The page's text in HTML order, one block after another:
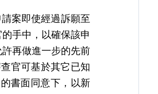
手中，以確保該申
再做進一步的先前
查官可基於其它已知
書面同意下，以新